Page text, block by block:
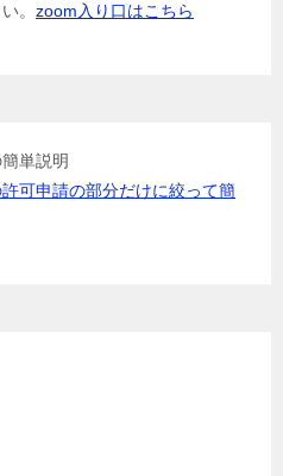
。 zoom入り口はこちら
単説明
可申請の部分だけに絞って簡